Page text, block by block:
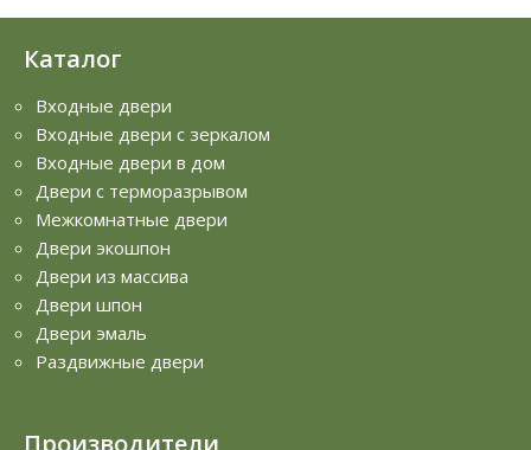
Каталог
Входные двери
Входные двери с зеркалом
Входные двери в дом
Двери с терморазрывом
Межкомнатные двери
Двери экошпон
Двери из массива
Двери шпон
Двери эмаль
Раздвижные двери